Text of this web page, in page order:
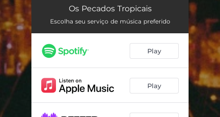
Bel, Meu Mel
Eu Te Vi 04:14
Cachaça 04:32
Sem Querer 04:04
Absinto 05:28
Os Pecados Tropicais
Escolha seu serviço de música preferido
Play
Play